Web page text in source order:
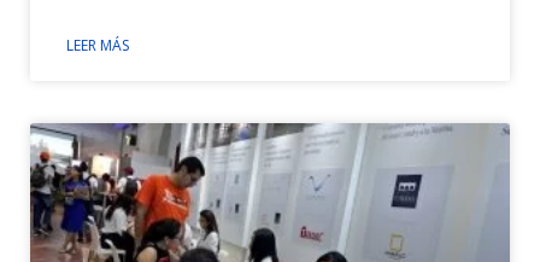
LEER MÁS